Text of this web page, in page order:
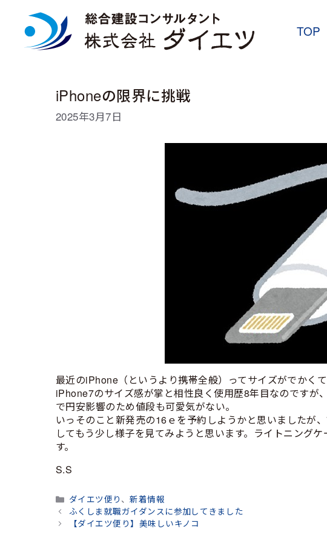
TOP
iPhoneの限界に挑戦
2025年3月7日
最近のiPhone（というより携帯全般）ってサイズがでかく
iPhone7のサイズ感が掌と相性良く使用歴8年目なのですが
で円安影響のため値段も可愛気がない。
いっそのこと新発売の16ｅを予約しようかと思いましたが
してもう少し様子を見てみようと思います。ライトニング
す。
S.S
カ
テ
ゴ
ダイエツ便り 、新着情報
ふくしま就職ガイダンスに参加してきました
【ダイエツ便り】美味しいキノコ